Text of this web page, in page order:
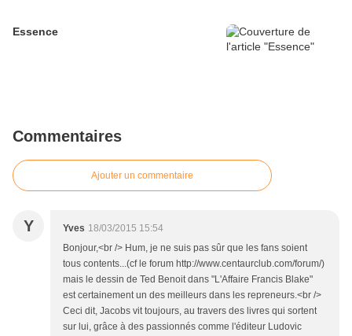
Essence
Commentaires
Ajouter un commentaire
Y Yves 18/03/2015 15:54
Bonjour,<br /> Hum, je ne suis pas sûr que les fans soient
tous contents...(cf le forum http://www.centaurclub.com/forum/)
mais le dessin de Ted Benoit dans "L'Affaire Francis Blake"
est certainement un des meilleurs dans les repreneurs.<br />
Ceci dit, Jacobs vit toujours, au travers des livres qui sortent
sur lui, grâce à des passionnés comme l'éditeur Ludovic